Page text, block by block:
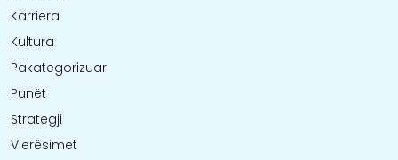
Karriera
Kultura
Pakategorizuar
Punët
Strategji
Vlerësimet